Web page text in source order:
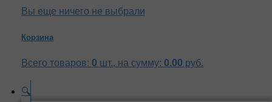
Вы еще ничего не выбрали
Корзина
Всего товаров: 0 шт., на сумму: 0.00 руб.
🔍